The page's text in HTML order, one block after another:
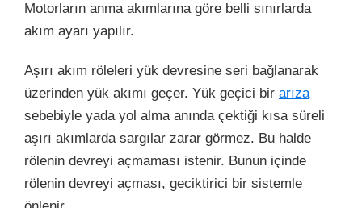
Motorların anma akımlarına göre belli sınırlarda
akım ayarı yapılır.
Aşırı akım röleleri yük devresine seri bağlanarak
üzerinden yük akımı geçer. Yük geçici bir arıza
sebebiyle yada yol alma anında çektiği kısa süreli
aşırı akımlarda sargılar zarar görmez. Bu halde
rölenin devreyi açmaması istenir. Bunun içinde
rölenin devreyi açması, geciktirici bir sistemle